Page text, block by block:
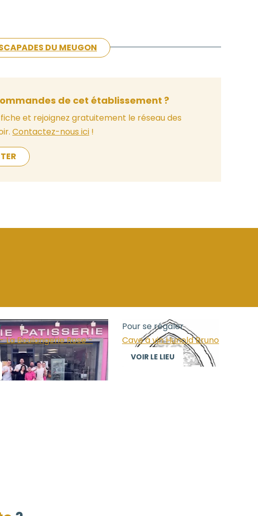
DU MEUGON
de cet établissement ?
et rejoignez gratuitement le réseau des
Contactez-nous ici !
La Boulangerie Rose -
Pour se régaler
Cave à vin Hunold Bruno
VOIR LE LIEU